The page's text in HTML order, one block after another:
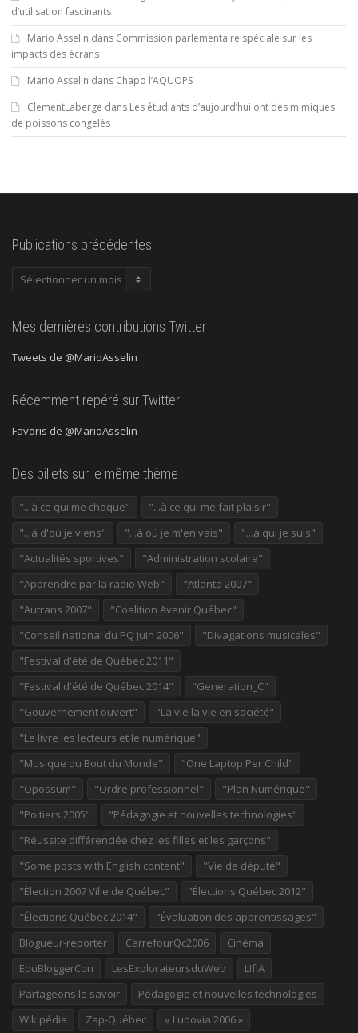
d’utilisation fascinants
Mario Asselin dans Commission parlementaire spéciale sur les
impacts des écrans
Mario Asselin dans Chapo l’AQUOPS
ClementLaberge dans Les étudiants d’aujourd’hui ont des mimiques
de poissons congelés
Publications précédentes
Publications
Mes dernières contributions Twitter
Tweets de @MarioAsselin
Récemment repéré sur Twitter
Favoris de @MarioAsselin
Des billets sur le même thème
"...à ce qui me choque"
"...à ce qui me fait plaisir"
"...à d'où je viens"
"...à où je m'en vais"
"...à qui je suis"
"Actualités sportives"
"Administration scolaire"
"Apprendre par la radio Web"
"Atlanta 2007"
"Autrans 2007"
"Coalition Avenir Québec"
"Conseil national du PQ juin 2006"
"Divagations musicales"
"Festival d'été de Québec 2011"
"Festival d'été de Québec 2014"
"Generation_C"
"Gouvernement ouvert"
"La vie la vie en société"
"Le livre les lecteurs et le numérique"
"Musique du Bout du Monde"
"One Laptop Per Child"
"Opossum"
"Ordre professionnel"
"Plan Numérique"
"Poitiers 2005"
"Pédagogie et nouvelles technologies"
"Réussite différenciée chez les filles et les garçons"
"Some posts with English content"
"Vie de député"
"Élection 2007 Ville de Québec"
"Élections Québec 2012"
"Élections Québec 2014"
"Évaluation des apprentissages"
Blogueur-reporter
CarrefourQc2006
Cinéma
EduBloggerCon
LesExplorateursduWeb
LIfIA
Partageons le savoir
Pédagogie et nouvelles technologies
Wikipédia
Zap-Québec
« Ludovia 2006 »